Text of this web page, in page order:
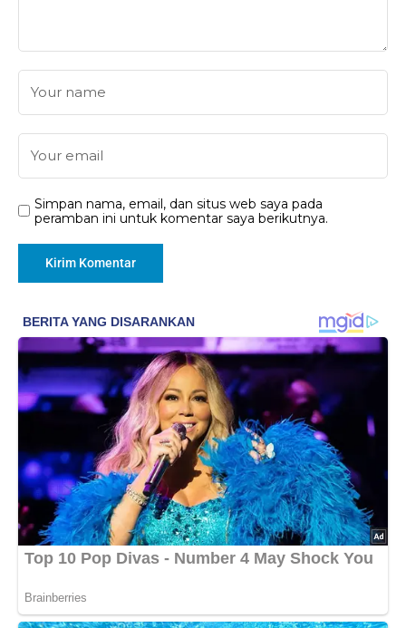
Simpan nama, email, dan situs web saya pada
peramban ini untuk komentar saya berikutnya.